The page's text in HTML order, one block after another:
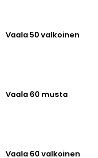
Vaala 50 valkoinen
Vaala 60 musta
Vaala 60 valkoinen